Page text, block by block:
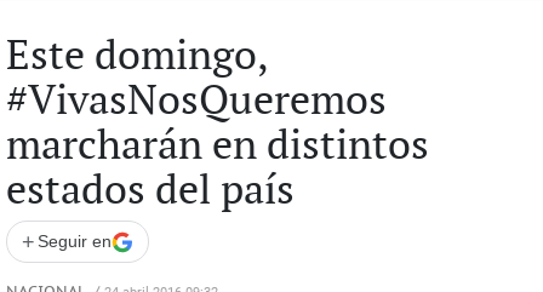
Este domingo,
#VivasNosQueremos
marcharán en distintos
estados del país
+ Seguir en